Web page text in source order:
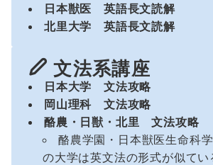
日本獣医 英語長文読解
北里大学 英語長文読解
文法系講座
日本大学 文法攻略
岡山理科 文法攻略
酪農・日獣・北里文法攻略
酪農学園・日本獣医生命科
の大学は英文法の形式が似てい